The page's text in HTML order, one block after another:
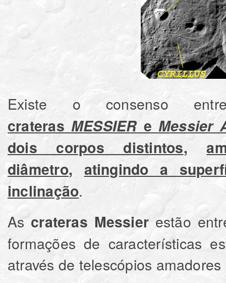
Existe o consenso
crateras MESSIERe Messier
dois corpos distintos,
diâmetro, atingindo a
inclinação.
As crateras Messier estão
formações de características
através de telescópios amadores